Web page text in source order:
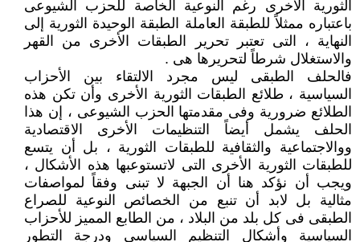
الثورية الأخرى رغم النوعية الخاصة للحزب الشيوعى
باعتباره ممثلاً للطبقة العاملة الطبقة الوحيدة الثورية إلى
النهاية ، التى تعتبر تحرير الطبقات الأخرى من القهر
والاستغلال شرطاً لتحريرها هى .
فالحلف الطبقى ليس مجرد الالتقاء بين الأحزاب
السياسية ، طلائع الطبقات الثورية الأخرى وأن تكن هذه
الطلائع ضرورية وفى مقدمتها الحزب الشيوعى ، إن هذا
الحلف يشمل أيضاً التنظيمات الأخرى الاقتصادية
ووالاجتماعية والثقافية للطبقات الثورية ، بل أن يتسع
للطبقات الثورية الأخرى التى لاتستوعبها هذه الأشكال ،
ويجب أن نؤكد هنا أن الجبهة لا تبنى وفقاً لمواصفات
مثالية بل لابد أن تنبع من الخصائص النوعية للصراع
الطبقى فى كل بلد من البلاد ، من الطابع المميز للأحزاب
السياسية وأشكال التنظيم السياسى ودرجة التطور